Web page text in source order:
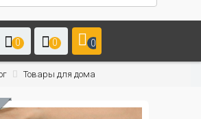
0 0 0
Товары для дома